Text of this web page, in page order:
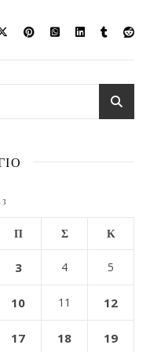
Π Σ Κ
3 4 5
10 11 12
17 18 19